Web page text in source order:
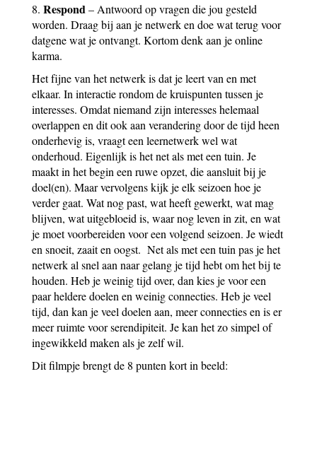
8. Respond– Antwoord op vragen die jou gesteld
worden. Draag bij aan je netwerk en doe wat terug voor
datgene wat je ontvangt. Kortom denk aan je online
karma.
Het fijne van het netwerk is dat je leert van en met
elkaar. In interactie rondom de kruispunten tussen je
interesses. Omdat niemand zijn interesses helemaal
overlappen en dit ook aan verandering door de tijd heen
onderhevig is, vraagt een leernetwerk wel wat
onderhoud. Eigenlijk is het net als met een tuin. Je
maakt in het begin een ruwe opzet, die aansluit bij je
doel(en). Maar vervolgens kijk je elk seizoen hoe je
verder gaat. Wat nog past, wat heeft gewerkt, wat mag
blijven, wat uitgebloeid is, waar nog leven in zit, en wat
je moet voorbereiden voor een volgend seizoen. Je wiedt
en snoeit, zaait en oogst. Net als met een tuin pas je het
netwerk al snel aan naar gelang je tijd hebt om het bij te
houden. Heb je weinig tijd over, dan kies je voor een
paar heldere doelen en weinig connecties. Heb je veel
tijd, dan kan je veel doelen aan, meer connecties en is er
meer ruimte voor serendipiteit. Je kan het zo simpel of
ingewikkeld maken als je zelf wil.
Dit filmpje brengt de 8 punten kort in beeld: